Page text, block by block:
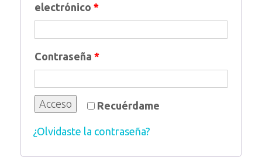
electrónico *
Contraseña *
Recuérdame
Acceso
¿Olvidaste la contraseña?